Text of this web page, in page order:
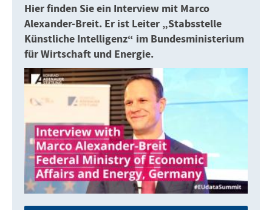
Hier finden Sie ein Interview mit Marco
Alexander-Breit. Er ist Leiter „Stabsstelle
Künstliche Intelligenz“ im Bundesministerium
für Wirtschaft und Energie.